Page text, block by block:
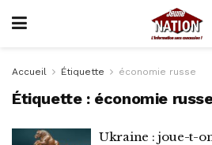
Accueil Étiquette économie russe
Étiquette : économie
Ukraine : joue-t-